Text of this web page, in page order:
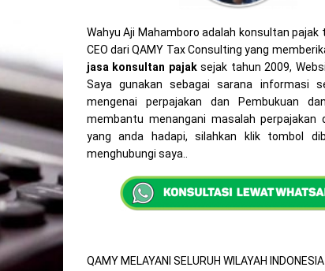
Wahyu Aji Mahamboro adalah konsultan
CEO dari QAMY Tax Consulting yang
jasa konsultan pajaksejak tahun 2009,
Saya gunakan sebagai sarana informasi
mengenai perpajakan dan Pembukuan
membantu menangani masalah perpajakan
yang anda hadapi, silahkan klik tombol
menghubungi saya..
QAMY MELAYANI SELURUH WILAYAH INDONESIA